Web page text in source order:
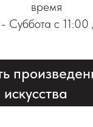
время
Суббота с
искусства